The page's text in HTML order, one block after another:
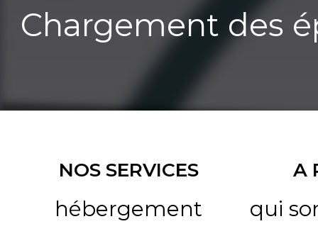
Chargement des
NOS SERVICES
hébergement
A
qui